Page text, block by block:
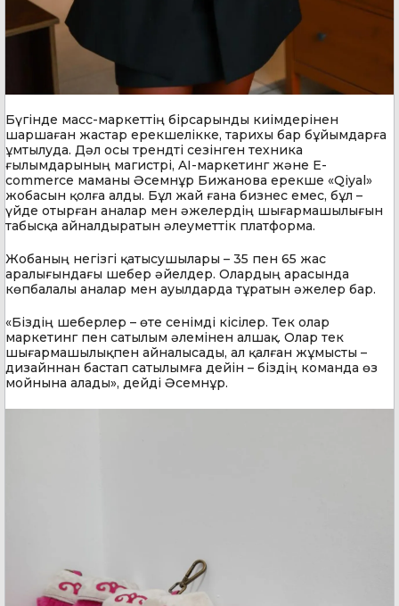
Бүгінде масс-маркеттің бірсарынды киімдерінен
шаршаған жастар ерекшелікке, тарихы бар бұйымдарға
ұмтылуда. Дәл осы трендті сезінген техника
ғылымдарының магистрі, AI-маркетинг және E-
commerce маманы Әсемнұр Бижанова ерекше «Qiyal»
жобасын қолға алды. Бұл жай ғана бизнес емес, бұл –
үйде отырған аналар мен әжелердің шығармашылығын
табысқа айналдыратын әлеуметтік платформа.
Жобаның негізгі қатысушылары – 35 пен 65 жас
аралығындағы шебер әйелдер. Олардың арасында
көпбалалы аналар мен ауылдарда тұратын әжелер бар.
«Біздің шеберлер – өте сенімді кісілер. Тек олар
маркетинг пен сатылым әлемінен алшақ. Олар тек
шығармашылықпен айналысады, ал қалған жұмысты –
дизайннан бастап сатылымға дейін – біздің команда өз
мойнына алады», дейді Әсемнұр.